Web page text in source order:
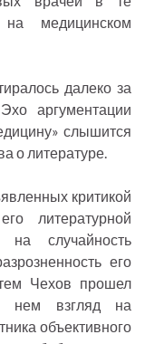
медицинском
далеко за
аргументации
слышится
о литературе.
критикой
литературной
на случайность
его
Чехов прошел
нем взгляд на
объективного